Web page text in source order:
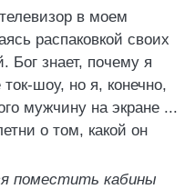
в моем
распаковкой своих
Бог знает, почему я
шоу, но я, конечно,
мужчину на экране ...
о том, какой он
поместить кабины